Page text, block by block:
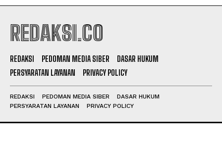
REDAKSI.CO
REDAKSI PEDOMAN MEDIA SIBER
DASAR HUKUM
PERSYARATAN LAYANAN
PRIVACY POLICY
REDAKSI PEDOMAN MEDIA SIBER
DASAR HUKUM
PERSYARATAN LAYANAN
PRIVACY POLICY